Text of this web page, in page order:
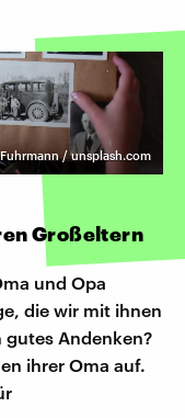
/ unsplash.com
Großeltern
und Opa
die wir mit ihnen
gutes Andenken?
ihrer Oma auf.